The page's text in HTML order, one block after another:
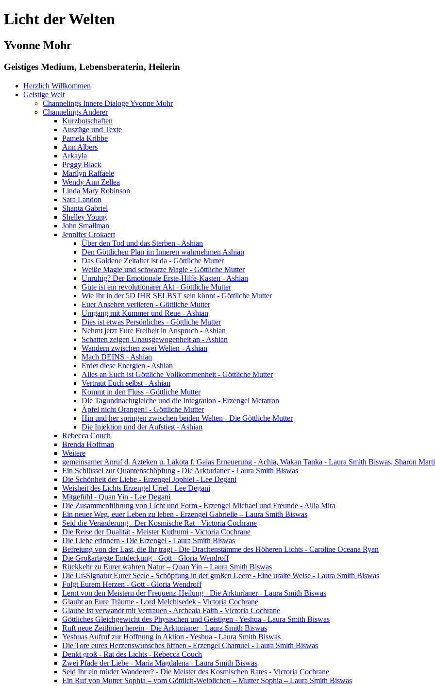
Licht der Welten
Yvonne Mohr
Geistiges Medium, Lebensberaterin, Heilerin
Herzlich Willkommen
Geistige Welt
Channelings Innere Dialoge Yvonne Mohr
Channelings Anderer
Kurzbotschaften
Auszüge und Texte
Pamela Kribbe
Ann Albers
Arkayla
Peggy Black
Marilyn Raffaele
Wendy Ann Zellea
Linda Mary Robinson
Sara Landon
Shanta Gabriel
Shelley Young
John Smallman
Jennifer Crokaert
Über den Tod und das Sterben - Ashian
Den Göttlichen Plan im Inneren wahrnehmen Ashian
Das Goldene Zeitalter ist da - Göttliche Mutter
Weiße Magie und schwarze Magie - Göttliche Mutter
Unruhig? Der Emotionale Erste-Hilfe-Kasten - Ashian
Güte ist ein revolutionärer Akt - Göttliche Mutter
Wie Ihr in der 5D IHR SELBST sein könnt - Göttliche Mutter
Euer Ansehen verlieren - Göttliche Mutter
Umgang mit Kummer und Reue - Ashian
Dies ist etwas Persönliches - Göttliche Mutter
Nehmt jetzt Eure Freiheit in Anspruch - Ashian
Schatten zeigen Unausgewogenheit an - Ashian
Wandern zwischen zwei Welten - Ashian
Mach DEINS - Ashian
Erdet diese Energien - Ashian
Alles an Euch ist Göttliche Vollkommenheit - Göttliche Mutter
Vertraut Euch selbst - Ashian
Kommt in den Fluss - Göttliche Mutter
Die Tagundnachtgleiche und die Integration - Erzengel Metatron
Äpfel nicht Orangen! - Göttliche Mutter
Hin und her springen zwischen beiden Welten - Die Göttliche Mutter
Die Injektion und der Aufstieg - Ashian
Rebecca Couch
Brenda Hoffman
Weitere
gemeinsamer Anruf d. Azteken u. Lakota f. Gaias Erneuerung - Achia, Wakan Tanka - Laura Smith Biswas, Sharon
Ein Schlüssel zur Quantenschöpfung - Die Arkturianer - Laura Smith Biswas
Die Schönheit der Liebe - Erzengel Jophiel - Lee Degani
Weisheit des Lichts Erzengel Uriel - Lee Degani
Mitgefühl - Quan Yin - Lee Degani
Die Zusammenführung von Licht und Form - Erzengel Michael und Freunde - Ailia Mira
Ein neuer Weg, euer Leben zu leben - Erzengel Gabrielle – Laura Smith Biswas
Seid die Veränderung - Der Kosmische Rat - Victoria Cochrane
Die Reise der Dualität - Meister Kuthumi - Victoria Cochrane
Die Liebe erinnern - Die Erzengel - Laura Smith Biswas
Befreiung von der Last, die Ihr tragt - Die Drachenstämme des Höheren Lichts - Caroline Oceana Ryan
Die Großartigste Entdeckung - Gott - Gloria Wendroff
Rückkehr zu Eurer wahren Natur – Quan Yin – Laura Smith Biswas
Die Ur-Signatur Eurer Seele - Schöpfung in der großen Leere - Eine uralte Weise - Laura Smith Biswas
Folgt Eurem Herzen - Gott - Gloria Wendroff
Lernt von den Meistern der Frequenz-Heilung - Die Arkturianer - Laura Smith Biswas
Glaubt an Eure Träume - Lord Melchisedek - Victoria Cochrane
Glaube ist verwandt mit Vertrauen - Archeaia Faith - Victoria Cochrane
Göttliches Gleichgewicht des Physischen und Geistigen - Yeshua - Laura Smith Biswas
Ruft neue Zeitlinien herein - Die Arkturianer - Laura Smith Biswas
Yeshuas Aufruf zur Hoffnung in Aktion - Yeshua - Laura Smith Biswas
Die Tore eures Herzenswunsches öffnen - Erzengel Chamuel - Laura Smith Biswas
Denkt groß - Rat des Lichts - Rebecca Couch
Zwei Pfade der Liebe - Maria Magdalena - Laura Smith Biswas
Seid Ihr ein müder Wanderer? - Die Meister des Kosmischen Rates - Victoria Cochrane
Ein Ruf von Mutter Sophia – vom Göttlich-Weiblichen – Mutter Sophia – Laura Smith Biswas